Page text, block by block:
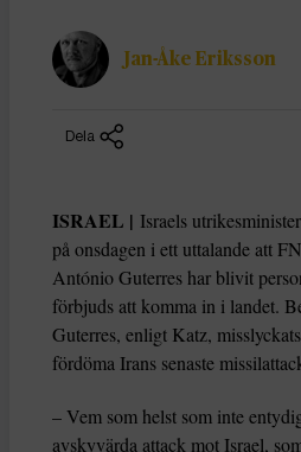
Jan-Åke Eriksson
Dela
ISRAEL | Israels
på onsdagen i ett uttalande att
António Guterres har blivit
förbjuds att komma in i landet.
Guterres, enligt Katz,
fördöma Irans senaste
– Vem som helst som inte
avskyvärda attack mot Israel,